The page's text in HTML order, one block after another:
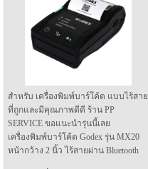
สำหรับ เครื่องพิมพ์บาร์โค้ด แบบไร้สาย
ที่ถูกและมีคุณภาพดีดี ร้าน PP
SERVICE ขอแนะนำรุ่นนี้เลย
เครื่องพิมพ์บาร์โค้ด Godex รุ่น MX20
หน้ากว้าง 2 นิ้ว ไร้สายผ่าน Bluetooth